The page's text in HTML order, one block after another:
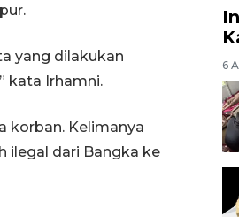
yang dilakukan
kata Irhamni.
korban. Kelimanya
ilegal dari Bangka ke
6